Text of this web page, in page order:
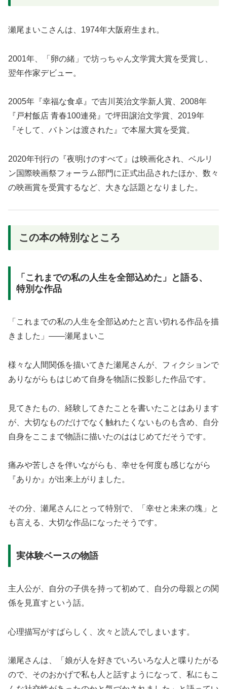
瀬尾まいこさんは、1974年大阪府生まれ。
2001年、「卵の緒」で坊っちゃん文学賞大賞を受賞し、
翌年作家デビュー。
2005年『幸福な食卓』で吉川英治文学新人賞、2008年
『戸村飯店 青春100連発』で坪田譲治文学賞、2019年
『そして、バトンは渡された』で本屋大賞を受賞。
2020年刊行の『夜明けのすべて』は映画化され、ベルリ
ン国際映画祭フォーラム部門に正式出品されたほか、数々
の映画賞を受賞するなど、大きな話題となりました。
この本の特別なところ
「これまでの私の人生を全部込めた」と語る、
特別な作品
「これまでの私の人生を全部込めたと言い切れる作品を描
きました」――瀬尾まいこ
様々な人間関係を描いてきた瀬尾さんが、フィクションで
ありながらもはじめて自身を物語に投影した作品です。
見てきたもの、経験してきたことを書いたことはあります
が、大切なものだけでなく触れたくないものも含め、自分
自身をここまで物語に描いたのははじめてだそうです。
痛みや苦しさを伴いながらも、幸せを何度も感じながら
『ありか』が出来上がりました。
その分、瀬尾さんにとって特別で、「幸せと未来の塊」と
も言える、大切な作品になったそうです。
実体験ベースの物語
主人公が、自分の子供を持って初めて、自分の母親との関
係を見直すという話。
心理描写がすばらしく、次々と読んでしまいます。
瀬尾さんは、「娘が人を好きでいろいろな人と喋りたがる
ので、そのおかげで私も人と話すようになって、私にもこ